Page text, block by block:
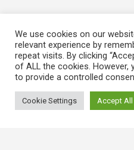
We use cookies on our
relevant experience by
repeat visits. By clicking
of ALL the cookies. However,
to provide a controlled
Cookie Settings Accept All